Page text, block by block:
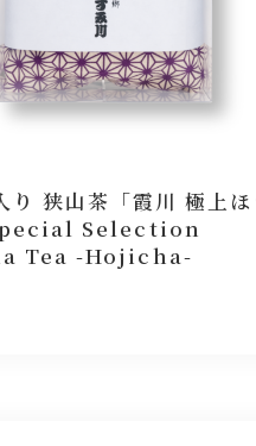
り 狭山茶「霞川 極上ほ
Selection
Tea -Hojicha-